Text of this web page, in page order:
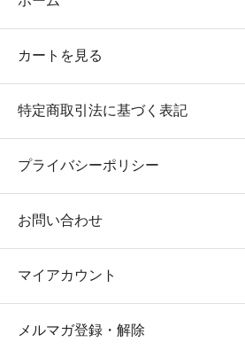
カートを見る
特定商取引法に基づく表記
プライバシーポリシー
お問い合わせ
マイアカウント
メルマガ登録・解除